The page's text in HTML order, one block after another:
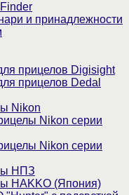
и принадлежности
прицелов Digisight
прицелов Dedal
Nikon
Nikon серии
Nikon серии
НПЗ
HAKKO (Япония)